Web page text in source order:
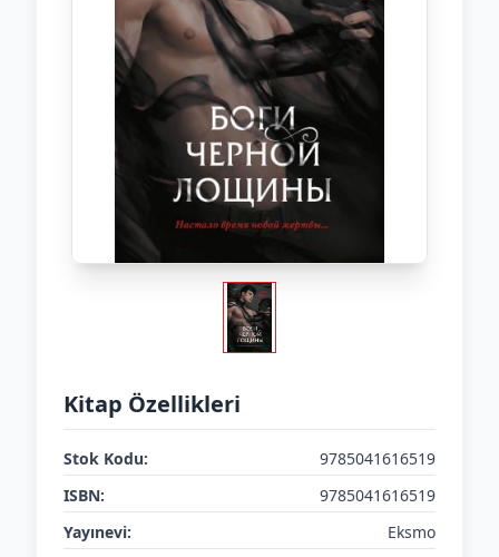
Kitap Özellikleri
Stok Kodu:
9785041616519
ISBN:
9785041616519
Yayınevi:
Eksmo